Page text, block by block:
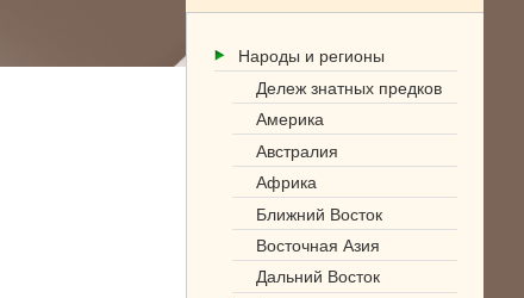
Народы и регионы
Дележ знатных предков
Америка
Австралия
Африка
Ближний Восток
Восточная Азия
Дальний Восток